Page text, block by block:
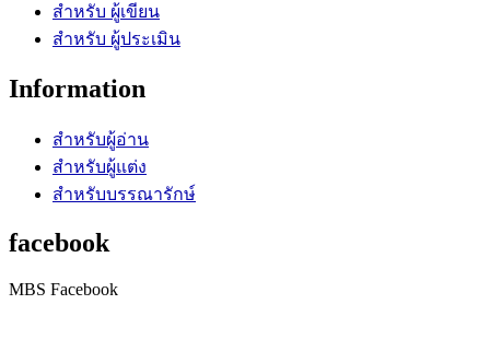
สำหรับ ผู้เขียน
สำหรับ ผู้ประเมิน
Information
สำหรับผู้อ่าน
สำหรับผู้แต่ง
สำหรับบรรณารักษ์
facebook
MBS Facebook